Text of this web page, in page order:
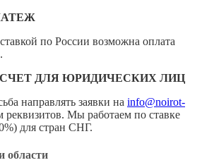
по России возможна оплата
ДЛЯ ЮРИДИЧЕСКИХ ЛИЦ
направлять заявки на info@noirot-
реквизитов. Мы работаем по ставке
для стран СНГ.
области